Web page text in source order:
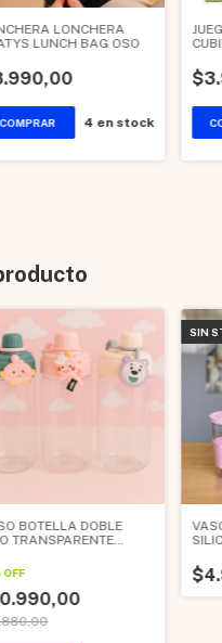
LONCHERA
LUNCH BAG OSO
4 en stock
BOTELLA DOBLE
TRANSPARENTE
OFF
SIN